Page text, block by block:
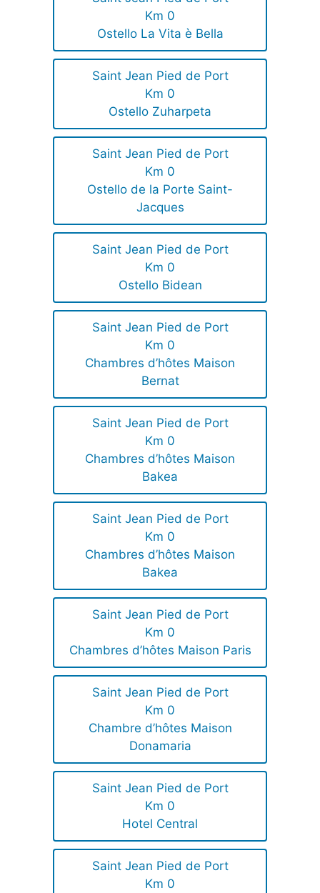
Km 0
Ostello La Vita è Bella
Saint Jean Pied de Port
Km 0
Ostello Zuharpeta
Saint Jean Pied de Port
Km 0
Ostello de la Porte Saint-
Jacques
Saint Jean Pied de Port
Km 0
Ostello Bidean
Saint Jean Pied de Port
Km 0
Chambres d’hôtes Maison
Bernat
Saint Jean Pied de Port
Km 0
Chambres d’hôtes Maison
Bakea
Saint Jean Pied de Port
Km 0
Chambres d’hôtes Maison
Bakea
Saint Jean Pied de Port
Km 0
Chambres d’hôtes Maison Paris
Saint Jean Pied de Port
Km 0
Chambre d’hôtes Maison
Donamaria
Saint Jean Pied de Port
Km 0
Hotel Central
Saint Jean Pied de Port
Km 0